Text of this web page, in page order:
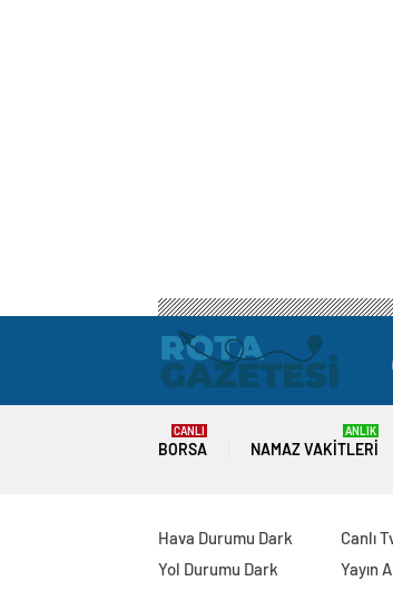
BORSA
CANLI
NAMAZ VAKITLERI
ANLIK
Hava Durumu Dark
Yol Durumu Dark
Canlı
Yayın